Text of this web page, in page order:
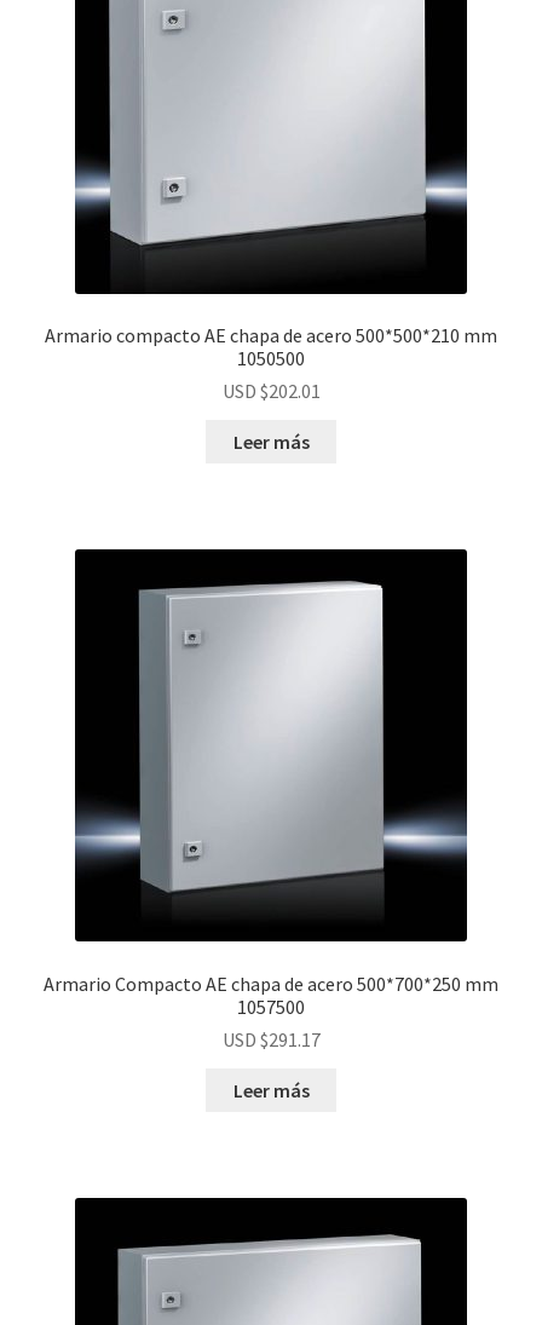
Armario compacto AE chapa de acero 500*500*210 mm
1050500
USD $202.01
Leer más
Armario Compacto AE chapa de acero 500*700*250 mm
1057500
USD $291.17
Leer más